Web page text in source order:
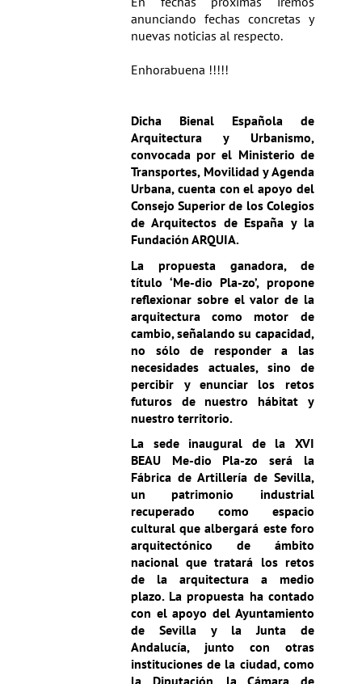
anunciando fechas concretas y
nuevas noticias al respecto.
Enhorabuena !!!!!
Dicha Bienal Española de
Arquitectura y Urbanismo,
convocada por el Ministerio de
Transportes, Movilidad y Agenda
Urbana, cuenta con el apoyo del
Consejo Superior de los Colegios
de Arquitectos de España y la
Fundación ARQUIA.
La propuesta ganadora, de
título ‘Me-dio Pla-zo’, propone
reflexionar sobre el valor de la
arquitectura como motor de
cambio, señalandosu capacidad,
no sólo de responder a las
necesidades actuales, sino de
percibir y enunciar los retos
futuros de nuestro hábitat y
nuestro territorio.
La sede inaugural de la XVI
BEAU Me-dio Pla-zo será la
Fábrica de Artillería de Sevilla,
un patrimonio industrial
recuperado como espacio
cultural que albergará este foro
arquitectónico de ámbito
nacional que tratará los retos
de la arquitectura a medio
plazo. La propuesta ha contado
con el apoyo del Ayuntamiento
de Sevilla y la Junta de
Andalucía, junto con otras
instituciones de la ciudad, como